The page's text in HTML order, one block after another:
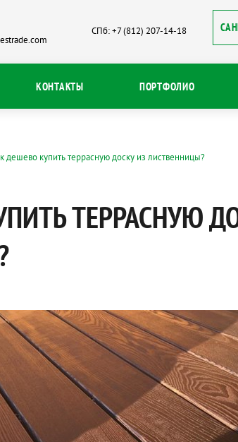
КОНТАКТЫ ПОРТФОЛИО
СПб: +7 (812) 207-14-18
дешево купить террасную доску из лиственницы?
ТЕРРАСНУЮ